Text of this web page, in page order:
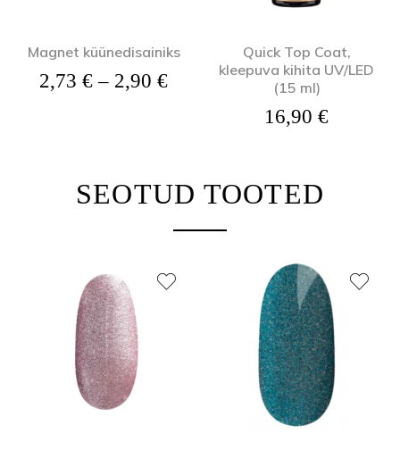
Magnet küünedisainiks
2,73 € – 2,90 €Hinnavahemik: 2,73 €
Quick Top Coat,
kleepuva kihita UV/LED
(15 ml)
16,90 €
SEOTUD TOOTED